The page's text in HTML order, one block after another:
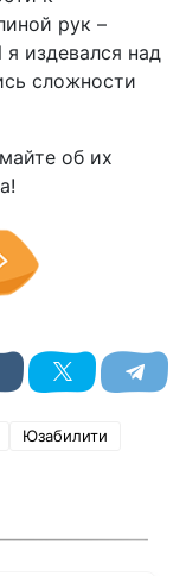
рук –
издевался над
сложности
об их
Юзабилити